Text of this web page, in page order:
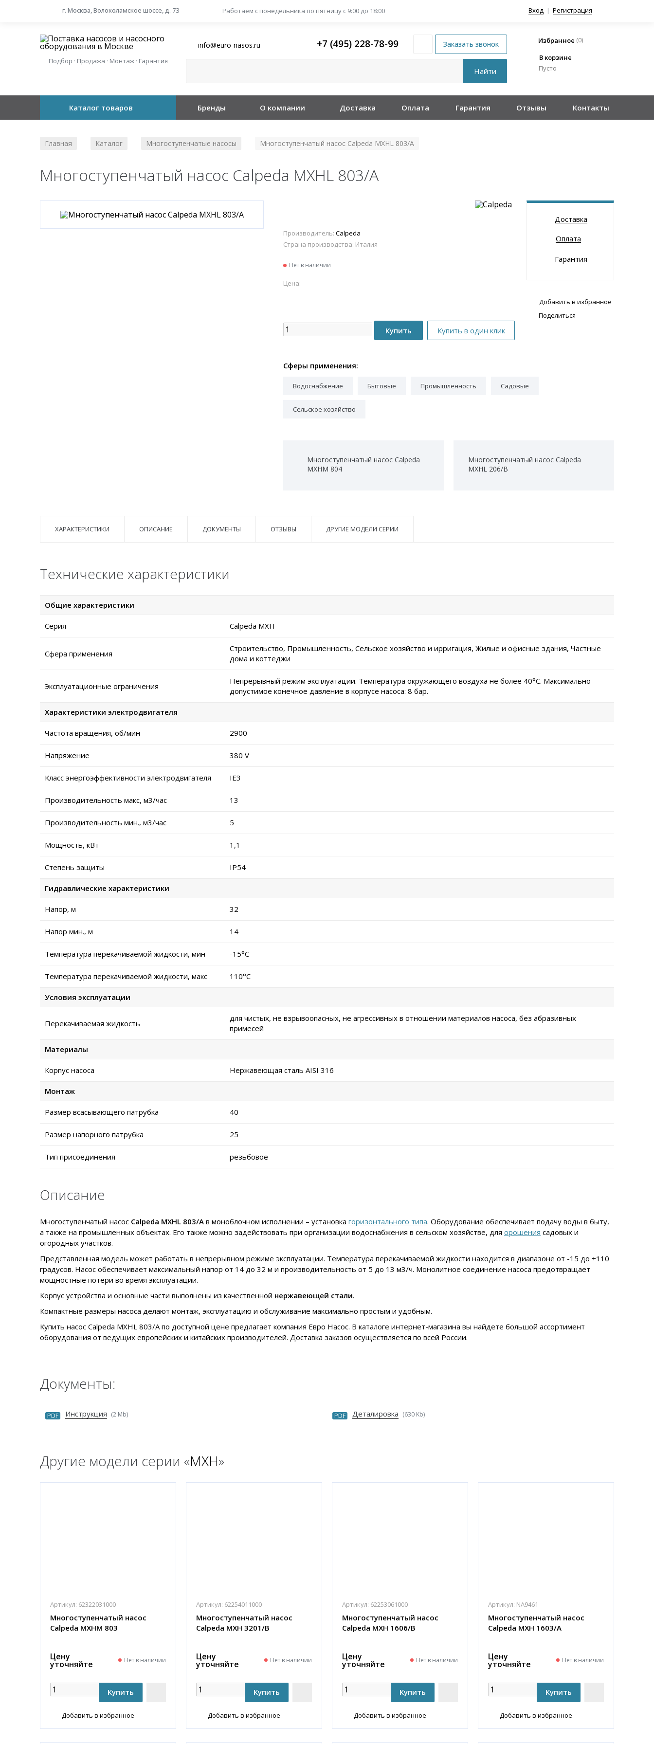
г. Москва, Волоколамское шоссе, д. 73 Работаем с понедельника по пятницу с 9:00 до 18:00 Вход | Регистрация
Подбор · Продажа · Монтаж · Гарантия
info@euro-nasos.ru +7 (495) 228-78-99 Избранное (0)
В корзине
Пусто
Каталог товаров Бренды О компании Доставка Оплата Гарантия Отзывы Контакты
Главная Каталог Многоступенчатые насосы Многоступенчатый насос Calpeda MXHL 803/A
Многоступенчатый насос Calpeda MXHL 803/A
Производитель: Calpeda
Страна производства: Италия
Нет в наличии
Цена:
Доставка
Оплата
Гарантия
Добавить в избранное
Поделиться
Сферы применения:
Водоснабжение Бытовые Промышленность Садовые
Сельское хозяйство
Многоступенчатый насос Calpeda
MXHM 804
Многоступенчатый насос Calpeda
MXHL 206/B
ХАРАКТЕРИСТИКИ ОПИСАНИЕ ДОКУМЕНТЫ ОТЗЫВЫ ДРУГИЕ МОДЕЛИ СЕРИИ
Технические характеристики
Общие характеристики
Серия Calpeda MXH
Сфера применения
Строительство, Промышленность, Сельское хозяйство и ирригация, Жилые и офисные здания, Частные
дома и коттеджи
Эксплуатационные ограничения
Непрерывный режим эксплуатации. Температура окружающего воздуха не более 40°C. Максимально
допустимое конечное давление в корпусе насоса: 8 бар.
Характеристики электродвигателя
Частота вращения, об/мин 2900
Напряжение 380 V
Класс энергоэффективности электродвигателя IE3
Производительность макс, м3/час 13
Производительность мин., м3/час 5
Мощность, кВт 1,1
Степень защиты IP54
Гидравлические характеристики
Напор, м 32
Напор мин., м 14
Температура перекачиваемой жидкости, мин -15°C
Температура перекачиваемой жидкости, макс 110°C
Условия эксплуатации
Перекачиваемая жидкость
для чистых, не взрывоопасных, не агрессивных в отношении материалов насоса, без абразивных
примесей
Материалы
Корпус насоса Нержавеющая сталь AISI 316
Монтаж
Размер всасывающего патрубка 40
Размер напорного патрубка 25
Тип присоединения резьбовое
Описание
Многоступенчатый насос Calpeda MXHL 803/A в моноблочном исполнении – установка горизонтального типа. Оборудование обеспечивает подачу воды в быту,
а также на промышленных объектах. Его также можно задействовать при организации водоснабжения в сельском хозяйстве, для орошения садовых и
огородных участков.
Представленная модель может работать в непрерывном режиме эксплуатации. Температура перекачиваемой жидкости находится в диапазоне от -15 до +110
градусов. Насос обеспечивает максимальный напор от 14 до 32 м и производительность от 5 до 13 м3/ч. Монолитное соединение насоса предотвращает
мощностные потери во время эксплуатации.
Корпус устройства и основные части выполнены из качественной нержавеющей стали.
Компактные размеры насоса делают монтаж, эксплуатацию и обслуживание максимально простым и удобным.
Купить насос Calpeda MXHL 803/A по доступной цене предлагает компания Евро Насос. В каталоге интернет-магазина вы найдете большой ассортимент
оборудования от ведущих европейских и китайских производителей. Доставка заказов осуществляется по всей России.
Документы:
PDF Инструкция (2 Mb) PDF Деталировка (630 Kb)
Другие модели серии «MXH»
Артикул: 62322031000
Многоступенчатый насос
Calpeda MXHM 803
Цену
уточняйте Нет в наличии
Добавить в избранное
Артикул: 62254011000
Многоступенчатый насос
Calpeda MXH 3201/B
Цену
уточняйте Нет в наличии
Добавить в избранное
Артикул: 62253061000
Многоступенчатый насос
Calpeda MXH 1606/B
Цену
уточняйте Нет в наличии
Добавить в избранное
Артикул: NA9461
Многоступенчатый насос
Calpeda MXH 1603/A
Цену
уточняйте Нет в наличии
Добавить в избранное